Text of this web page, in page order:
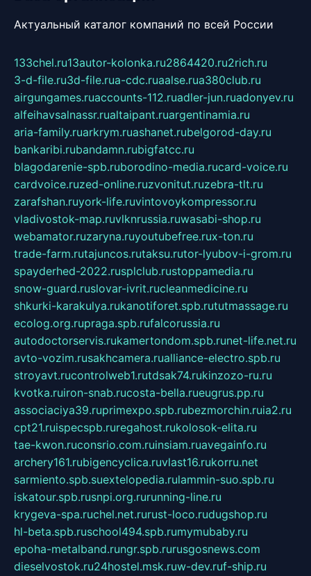
Актуальный каталог компаний по всей России
133chel.ru13autor-kolonka.ru2864420.ru2rich.ru
3-d-file.ru3d-file.rua-cdc.ruaalse.rua380club.ru
airgungames.ruaccounts-112.ruadler-jun.ruadonyev.ru
alfeihavsalnassr.rualtaipant.ruargentinamia.ru
aria-family.ruarkrym.ruashanet.rubelgorod-day.ru
bankaribi.rubandamn.rubigfatcc.ru
blagodarenie-spb.ruborodino-media.rucard-voice.ru
cardvoice.ruzed-online.ruzvonitut.ruzebra-tlt.ru
zarafshan.ruyork-life.ruvintovoykompressor.ru
vladivostok-map.ruvlknrussia.ruwasabi-shop.ru
webamator.ruzaryna.ruyoutubefree.rux-ton.ru
trade-farm.rutajuncos.rutaksu.rutor-lyubov-i-grom.ru
spayderhed-2022.rusplclub.rustoppamedia.ru
snow-guard.ruslovar-ivrit.rucleanmedicine.ru
shkurki-karakulya.rukanotiforet.spb.rututmassage.ru
ecolog.org.rupraga.spb.rufalcorussia.ru
autodoctorservis.rukamertondom.spb.runet-life.net.ru
avto-vozim.rusakhcamera.rualliance-electro.spb.ru
stroyavt.rucontrolweb1.rutdsak74.rukinzozo-ru.ru
kvotka.ruiron-snab.rucosta-bella.rueugrus.pp.ru
associaciya39.ruprimexpo.spb.rubezmorchin.ruia2.ru
cpt21.ruispecspb.ruregahost.rukolosok-elita.ru
tae-kwon.ruconsrio.com.ruinsiam.ruavegainfo.ru
archery161.rubigencyclica.ruvlast16.rukorru.net
sarmiento.spb.suextelopedia.rulammin-suo.spb.ru
iskatour.spb.rusnpi.org.rurunning-line.ru
krygeva-spa.ruchel.net.rurust-loco.rudugshop.ru
hl-beta.spb.ruschool494.spb.rumymubaby.ru
epoha-metalband.rungr.spb.rurusgosnews.com
dieselvostok.ru24hostel.msk.ruw-dev.ruf-ship.ru